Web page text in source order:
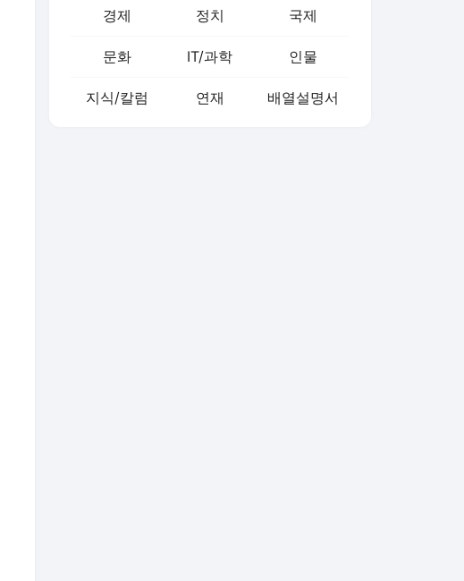
경제 정치 국제
문화 IT/과학 인물
지식/칼럼 연재 배열설명서